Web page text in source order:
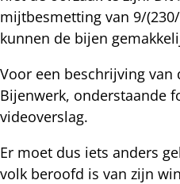
mijtbesmetting van 9/
kunnen de bijen
Voor een beschrijving van
Bijenwerk, onderstaande
videoverslag.
Er moet dus iets anders
volk beroofd is van zijn